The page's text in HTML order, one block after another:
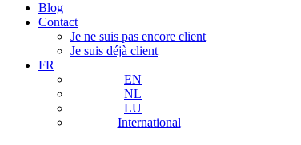
Blog
Contact
Je ne suis pas encore client
Je suis déjà client
FR
EN
NL
LU
International